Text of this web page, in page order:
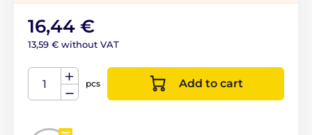
16,44 €
13,59 € without VAT
pcs Add to cart